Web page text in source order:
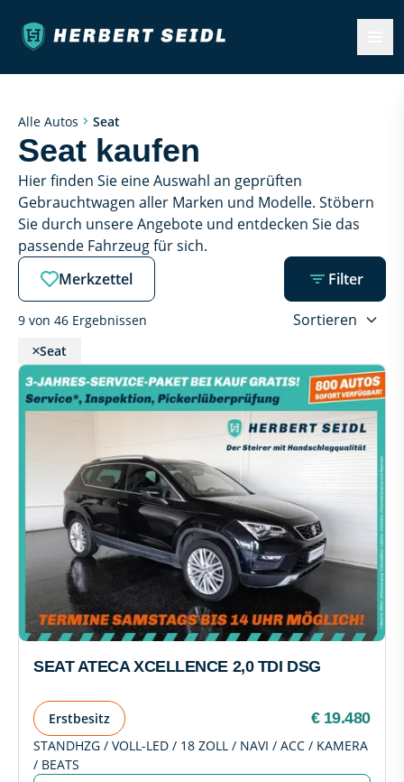
Alle Autos Seat
Seat kaufen
Hier finden Sie eine Auswahl an geprüften
Gebrauchtwagen aller Marken und Modelle. Stöbern
Sie durch unsere Angebote und entdecken Sie das
passende Fahrzeug für sich.
Merkzettel
Filter
9 von 46 Ergebnissen Sortieren
Seat
SEAT ATECA XCELLENCE 2,0 TDI DSG
Erstbesitz € 19.480
STANDHZG / VOLL-LED / 18 ZOLL / NAVI / ACC / KAMERA
/ BEATS